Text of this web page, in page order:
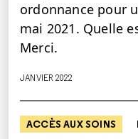
ordonnance pour
mai 2021. Quelle
Merci.
JANVIER 2022
ACCÈS AUX SOINS